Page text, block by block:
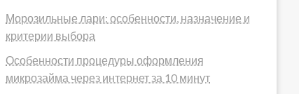
Морозильные лари: особенности, назначение и
критерии выбора
Особенности процедуры оформления
микрозайма через интернет за 10 минут